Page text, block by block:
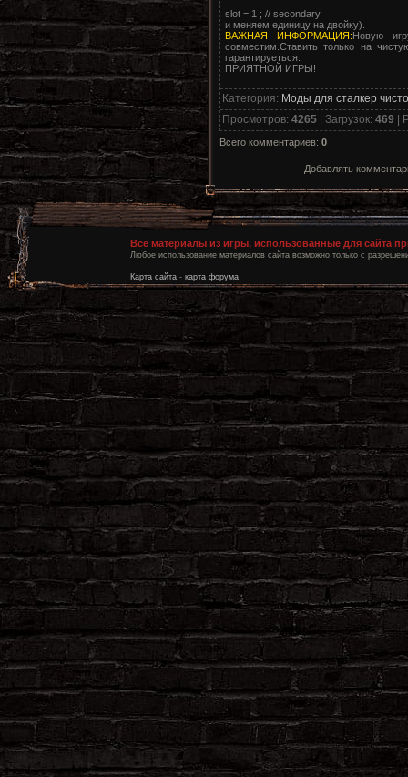
slot = 1 ; // secondary
и меняем единицу на двойку).
ВАЖНАЯ ИНФОРМАЦИЯ: Новую
совместим.Ставить только на
гарантируеться.
ПРИЯТНОЙ ИГРЫ!
Категория: Моды для сталкер
Просмотров: 4265| Загрузок: 469 |
Всего комментариев: 0
Добавлять
Все материалы из игры, использованные для сайта
Любое использование материалов сайта возможно только с
Карта сайта - карта форума